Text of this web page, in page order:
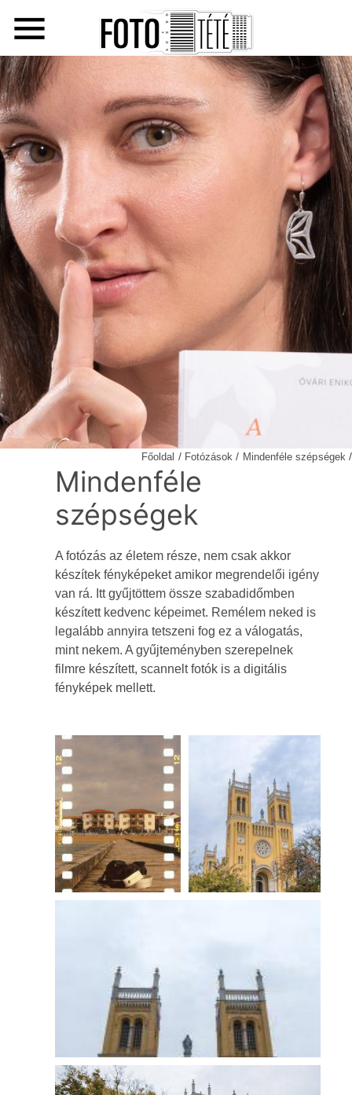
Főoldal / Fotózások / Mindenféle szépségek /
Mindenféle
szépségek
A fotózás az életem része, nem csak akkor
készítek fényképeket amikor megrendelői igény
van rá. Itt gyűjtöttem össze szabadidőmben
készített kedvenc képeimet. Remélem neked is
legalább annyira tetszeni fog ez a válogatás,
mint nekem. A gyűjteményben szerepelnek
filmre készített, scannelt fotók is a digitális
fényképek mellett.